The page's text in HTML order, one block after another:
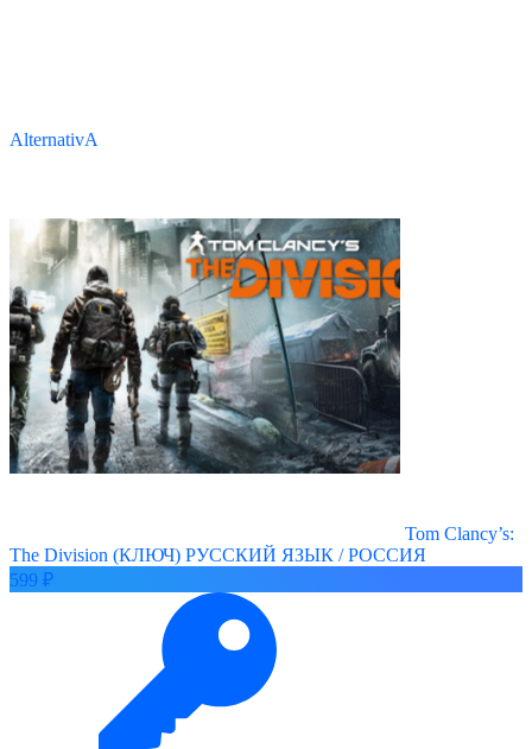
AlternativA
Tom Clancy’s:
The Division (КЛЮЧ) РУССКИЙ ЯЗЫК / РОССИЯ
599 ₽